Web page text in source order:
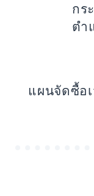
กร
ตำ
แผนจัดซื้อ